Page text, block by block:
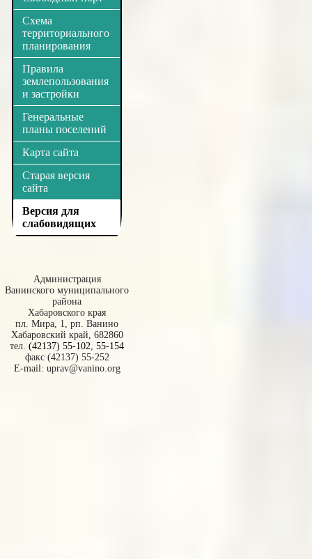
Схема
территориального
планирования
Правила
землепользования
и застройки
Генеральные
планы поселений
Карта сайта
Старая версия
сайта
Версия для
слабовидящих
Администрация
Ванинского муниципального
района
Хабаровского края
пл. Мира, 1, рп. Ванино
Хабаровский край, 682860
тел. (42137) 55-102 55-154
факс (42137) 55-252
E-mail: uprav@vanino.org